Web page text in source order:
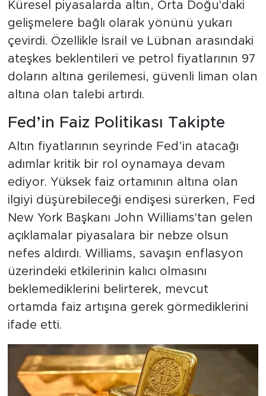
Küresel piyasalarda altın, Orta Doğu'daki
gelişmelere bağlı olarak yönünü yukarı
çevirdi. Özellikle İsrail ve Lübnan arasındaki
ateşkes beklentileri ve petrol fiyatlarının 97
doların altına gerilemesi, güvenli liman olan
altına olan talebi artırdı.
Fed’in Faiz Politikası Takipte
Altın fiyatlarının seyrinde Fed’in atacağı
adımlar kritik bir rol oynamaya devam
ediyor. Yüksek faiz ortamının altına olan
ilgiyi düşürebileceği endişesi sürerken, Fed
New York Başkanı John Williams'tan gelen
açıklamalar piyasalara bir nebze olsun
nefes aldırdı. Williams, savaşın enflasyon
üzerindeki etkilerinin kalıcı olmasını
beklemediklerini belirterek, mevcut
ortamda faiz artışına gerek görmediklerini
ifade etti.